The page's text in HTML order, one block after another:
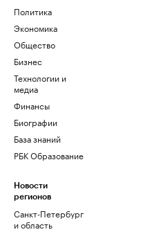
Политика
Экономика
Общество
Бизнес
Технологии и
медиа
Финансы
Биографии
База знаний
РБК Образование
Новости
регионов
Санкт-Петербург
и область